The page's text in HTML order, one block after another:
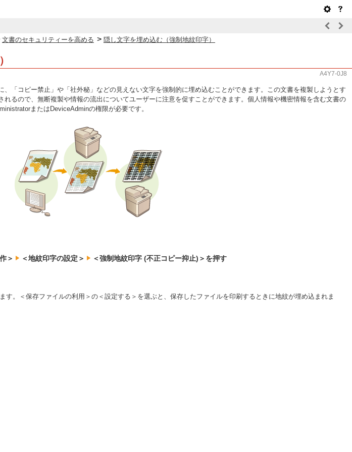
文書のセキュリティーを高める > 隠し文字を埋め込む（強制地紋印字）
A4Y7-0J8
「コピー禁止」や「社外秘」などの見えない文字を強制的に埋め込むことができます。この文書を複製しようとす
るので、無断複製や情報の流出についてユーザーに注意を促すことができます。個人情報や機密情報を含む文書の
またはDeviceAdminの権限が必要です。
＞ ＜地紋印字の設定＞ ＜強制地紋印字 (不正コピー抑止)＞を押す
す。＜保存ファイルの利用＞の＜設定する＞を選ぶと、保存したファイルを印刷するときに地紋が埋め込まれま